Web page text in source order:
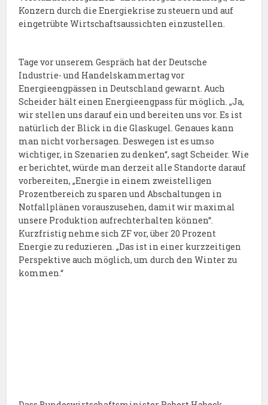
Konzern durch die Energiekrise zu steuern und auf
eingetrübte Wirtschaftsaussichten einzustellen.
Tage vor unserem Gespräch hat der Deutsche
Industrie- und Handelskammertag vor
Energieengpässen in Deutschland gewarnt. Auch
Scheider hält einen Energieengpass für möglich. „Ja,
wir stellen uns darauf ein und bereiten uns vor. Es ist
natürlich der Blick in die Glaskugel. Genaues kann
man nicht vorhersagen. Deswegen ist es umso
wichtiger, in Szenarien zu denken“, sagt Scheider. Wie
er berichtet, würde man derzeit alle Standorte darauf
vorbereiten, „Energie in einem zweistelligen
Prozentbereich zu sparen und Abschaltungen in
Notfallplänen vorauszusehen, damit wir maximal
unsere Produktion aufrechterhalten können“.
Kurzfristig nehme sich ZF vor, über 20 Prozent
Energie zu reduzieren. „Das ist in einer kurzzeitigen
Perspektive auch möglich, um durch den Winter zu
kommen.“